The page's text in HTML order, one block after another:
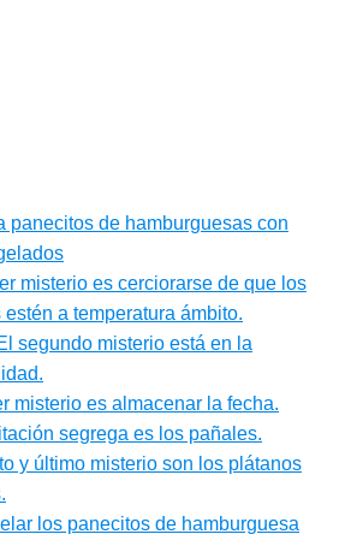
panecitos de hamburguesas con
misterio es cerciorarse de que los
estén a temperatura ámbito.
segundo misterio está en la
misterio es almacenar la fecha.
segrega es los pañales.
y último misterio son los plátanos
los panecitos de hamburguesa